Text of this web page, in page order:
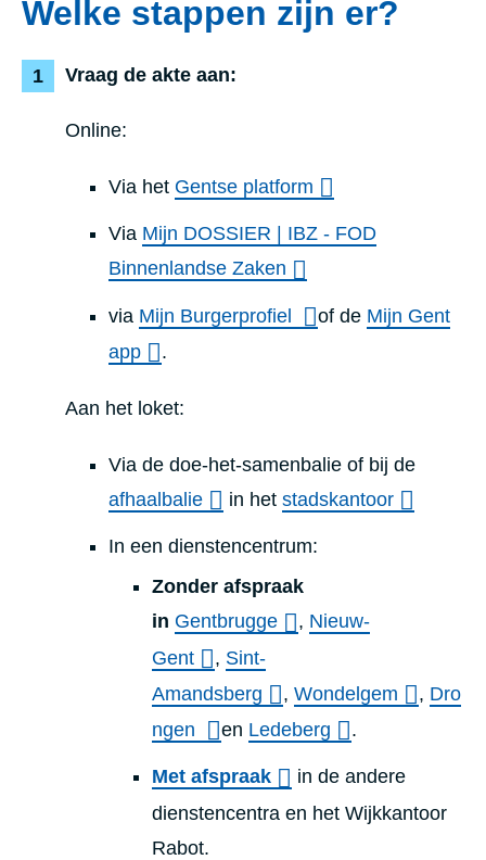
Welke stappen zijn er?
Vraag de akte aan:
Online:
Via het Gentse platform
Via Mijn DOSSIER | IBZ - FOD
Binnenlandse Zaken
via Mijn Burgerprofiel of de Mijn Gent
app
.
Aan het loket:
Via de doe-het-samenbalie of bij de
afhaalbalie
in het stadskantoor
In een dienstencentrum:
Zonder afspraak
in Gentbrugge , Nieuw-
Gent
, Sint-
Amandsberg
, Wondelgem , Dro
ngen
en Ledeberg .
Met afspraak
in de andere
dienstencentra en het Wijkkantoor
Rabot.